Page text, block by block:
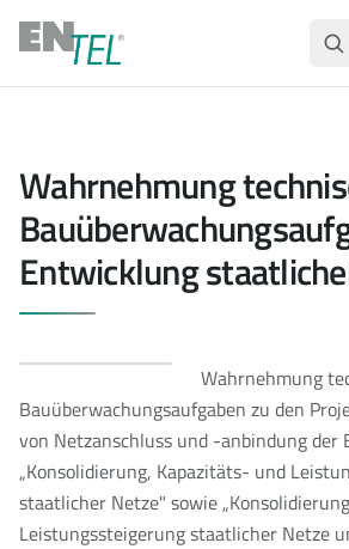
Wahrnehmung
Entwicklung
Wahrnehmung
Bauüberwachungsaufgaben zu den
von Netzanschluss und -anbindung der
„Konsolidierung, Kapazitäts- und
staatlicher Netze" sowie
Leistungssteigerung staatlicher Netze